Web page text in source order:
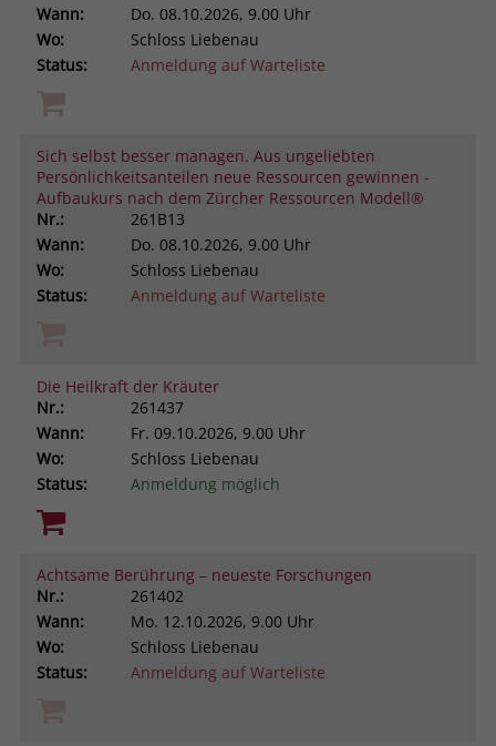
Wann:
Do. 08.10.2026, 9.00 Uhr
Wo:
Schloss Liebenau
Status:
Anmeldung auf Warteliste
Sich selbst besser managen. Aus ungeliebten
Persönlichkeitsanteilen neue Ressourcen gewinnen -
Aufbaukurs nach dem Zürcher Ressourcen Modell®
Nr.:
261B13
Wann:
Do. 08.10.2026, 9.00 Uhr
Wo:
Schloss Liebenau
Status:
Anmeldung auf Warteliste
Die Heilkraft der Kräuter
Nr.:
261437
Wann:
Fr. 09.10.2026, 9.00 Uhr
Wo:
Schloss Liebenau
Status:
Anmeldung möglich
Achtsame Berührung – neueste Forschungen
Nr.:
261402
Wann:
Mo. 12.10.2026, 9.00 Uhr
Wo:
Schloss Liebenau
Status:
Anmeldung auf Warteliste